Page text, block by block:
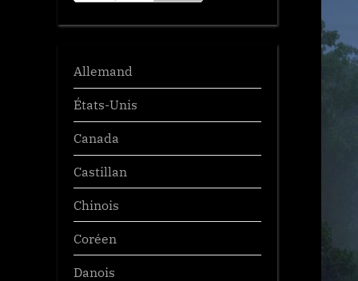
Allemand
États-Unis
Canada
Castillan
Chinois
Coréen
Danois